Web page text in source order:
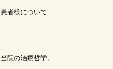
患者様について
当院の治療哲学。